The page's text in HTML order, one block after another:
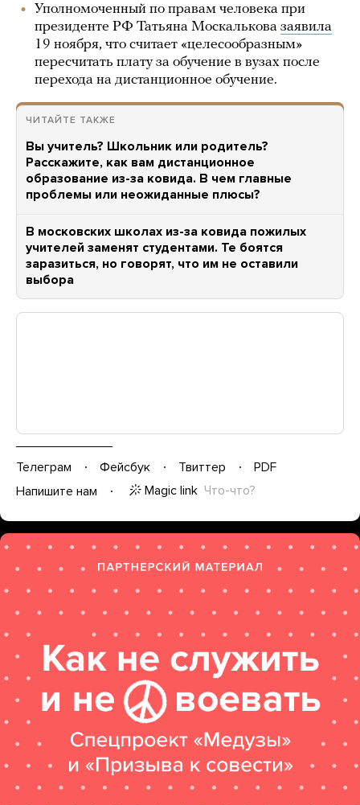
Уполномоченный по правам человека при
президенте РФ Татьяна Москалькова заявила
19 ноября, что считает «целесообразным»
пересчитать плату за обучение в вузах после
перехода на дистанционное обучение.
ЧИТАЙТЕ ТАКЖЕ
Вы учитель? Школьник или родитель?
Расскажите, как вам дистанционное
образование из-за ковида. В чем главные
проблемы или неожиданные плюсы?
В московских школах из-за ковида пожилых
учителей заменят студентами. Те боятся
заразиться, но говорят, что им не оставили
выбора
Телеграм Фейсбук Твиттер
PDF
Напишите нам
Magic link Что-что?